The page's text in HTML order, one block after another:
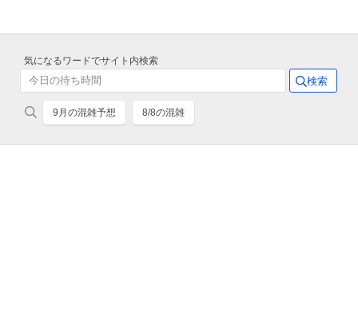
気になるワードでサイト内検索
9月の混雑予想 8/8の混雑